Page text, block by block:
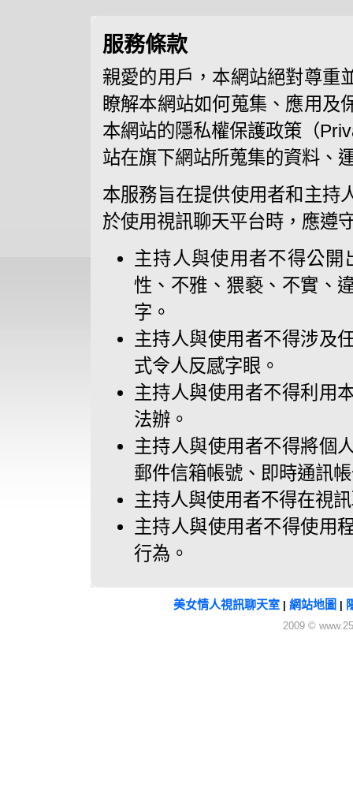
服務條款
親愛的用戶，本網站絕對尊重
瞭解本網站如何蒐集、應用及
本網站的隱私權保護政策（
站在旗下網站所蒐集的資料、
本服務旨在提供使用者和主持
於使用視訊聊天平台時，應遵
主持人與使用者不得公
性、不雅、猥褻、不實、
字。
主持人與使用者不得涉及
式令人反感字眼。
主持人與使用者不得利用
法辦。
主持人與使用者不得將個
郵件信箱帳號、即時通訊
主持人與使用者不得在視
主持人與使用者不得使用
行為。
美女情人視訊聊天室 網站地圖
2009 ©